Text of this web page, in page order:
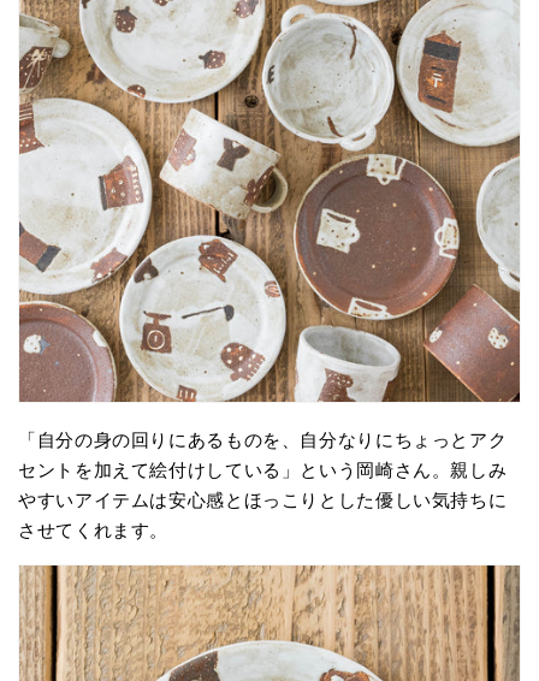
「自分の身の回りにあるものを、自分なりにちょっとアク
セントを加えて絵付けしている」という岡崎さん。親しみ
やすいアイテムは安心感とほっこりとした優しい気持ちに
させてくれます。